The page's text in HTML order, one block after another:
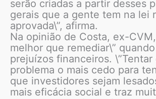
serão criadas a partir desses
gerais que a gente tem na lei
aprovada\”, afirma.
Na opinião de Costa, ex-
melhor que remediar\”
prejuízos financeiros.
problema o mais cedo para
que investidores sejam
mais eficácia social e traz